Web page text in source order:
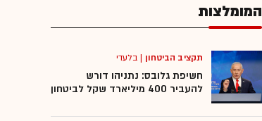
המומלצות
תקציב הביטחון |בלעדי
חשיפת גלובס: נתניהו דורש
להעביר 400 מיליארד שקל לביטחון